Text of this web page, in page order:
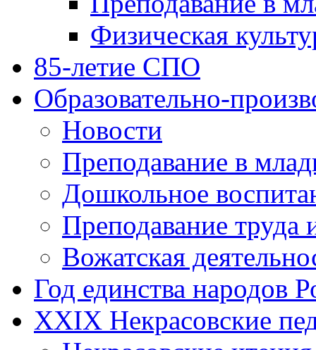
Физическая
85-летие СПО
Образовательно-
Новости
Преподавание в
Дошкольное
Преподавание труда
Вожатская
Год единства народов
XXIX Некрасовские